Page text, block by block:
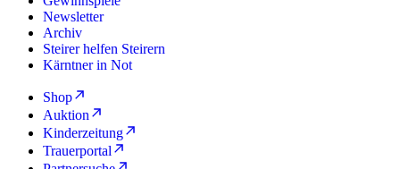
Newsletter
Archiv
Steirer helfen Steirern
Kärntner in Not
Shop
Auktion
Kinderzeitung
Trauerportal